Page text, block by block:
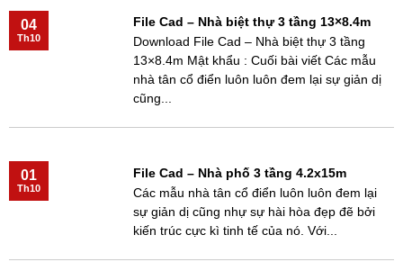
File Cad – Nhà biệt thự 3 tầng 13×8.4m
Download File Cad – Nhà biệt thự 3 tầng
13×8.4m Mật khẩu : Cuối bài viết Các mẫu
nhà tân cổ điển luôn luôn đem lại sự giản dị
cũng...
04
Th10
File Cad – Nhà phố 3 tầng 4.2x15m
Các mẫu nhà tân cổ điển luôn luôn đem lại
sự giản dị cũng nhự sự hài hòa đẹp đẽ bởi
kiến trúc cực kì tinh tế của nó. Với...
01
Th10